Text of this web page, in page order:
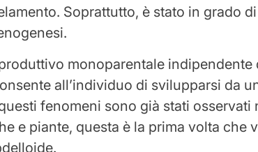
Soprattutto, è stato in grado
monoparentale indipendente
all’individuo di svilupparsi da
fenomeni sono già stati osservati
e piante, questa è la prima volta che